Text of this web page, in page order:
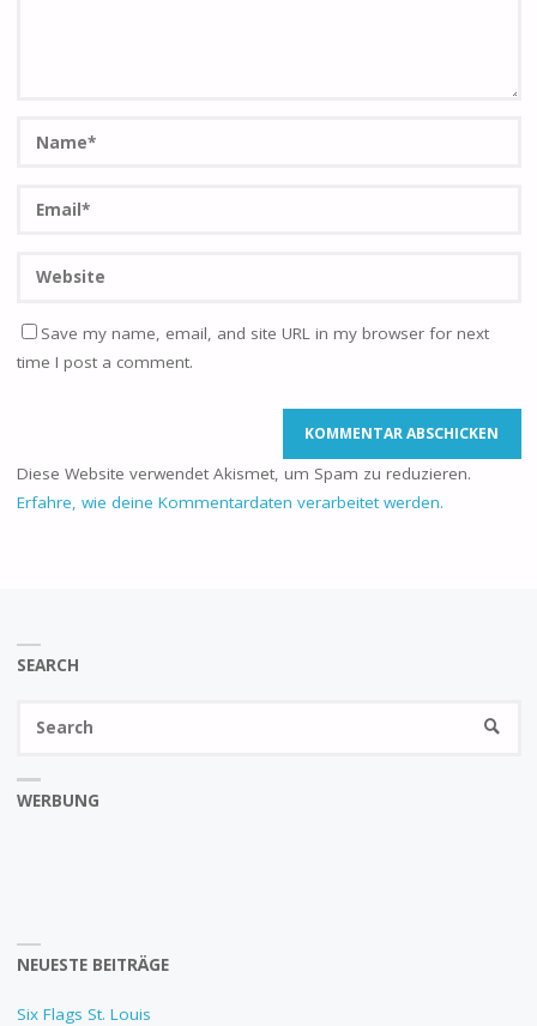
Save my name, email, and site URL in my browser for next
time I post a comment.
Diese Website verwendet Akismet, um Spam zu reduzieren.
Erfahre, wie deine Kommentardaten verarbeitet werden.
SEARCH
WERBUNG
NEUESTE BEITRÄGE
Six Flags St. Louis